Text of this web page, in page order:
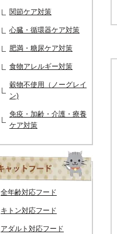
関節ケア対策
心臓・循環器ケア対策
肥満・糖尿ケア対策
食物アレルギー対策
穀物不使用（ノーグレイ
ン)
免疫・加齢・介護・療養
ケア対策
全年齢対応フード
キトン対応フード
アダルト対応フード